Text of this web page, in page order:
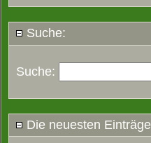
Suche:
Suche:
Die neuesten Einträge